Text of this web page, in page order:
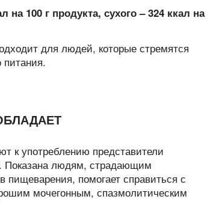
на 100 г продукта, сухого – 324 ккал на
для людей, которые стремятся
к употреблению представители
Показана людям, страдающим
помогает справиться с
мочегонным, спазмолитическим